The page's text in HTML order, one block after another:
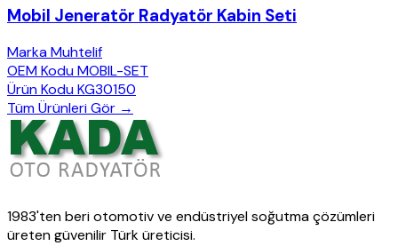
Mobil Jeneratör Radyatör Kabin Seti
MarkaMuhtelif
OEM KoduMOBIL-SET
Ürün KoduKG30150
Tüm Ürünleri Gör →
1983'ten beri otomotiv ve endüstriyel soğutma çözümleri
üreten güvenilir Türk üreticisi.